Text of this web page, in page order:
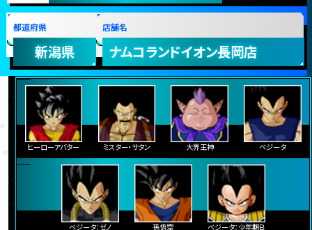
都道府県
新潟県
店舗名
ナムコランドイオン長岡店
ヒーローアバター ミスター・サタン 大界王神 ベジータ
ベジータ：ゼノ 孫悟空 ベジータ：少年期Ｂ